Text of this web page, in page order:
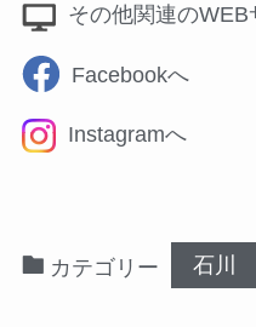
その他関連のWEB
Facebookへ
Instagramへ
カテゴリー 石川